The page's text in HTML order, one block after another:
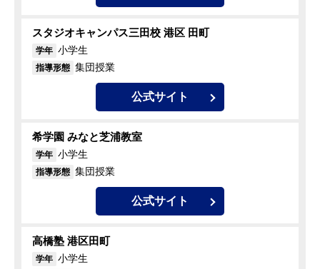
スタジオキャンパス三田校 港区 田町
学年 小学生
指導形態 集団授業
公式サイト
希学園 みなと芝浦教室
学年 小学生
指導形態 集団授業
公式サイト
高橋塾 港区田町
学年 小学生